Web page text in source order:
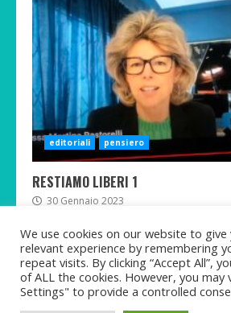
editoriali pensiero
RESTIAMO LIBERI 1
30 Gennaio 2023
TwitterTelegramFacebook
We use cookies on our website to
relevant experience by remembering
repeat visits. By clicking “Accept All”,
of ALL the cookies. However, you may
Settings" to provide a controlled